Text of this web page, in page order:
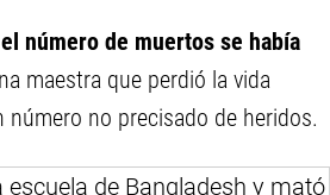
el número de muertos se había
maestra que perdió la vida
número no precisado de heridos.